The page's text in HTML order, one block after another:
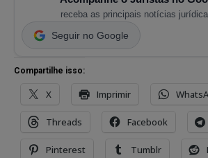
receba as principais notícias
Seguir no Google
Compartilhe isso:
X Imprimir
Threads Facebook
Pinterest Tumblr